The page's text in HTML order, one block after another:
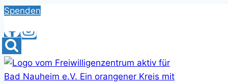
Skip
content
Spenden